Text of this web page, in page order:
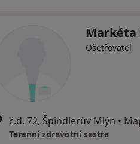
Markéta
Ošetřovatel
č.d. 72, Špindlerův Mlýn •
Terenní zdravotní sestra